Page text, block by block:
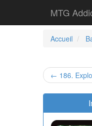
MTG
Accueil
← 186.